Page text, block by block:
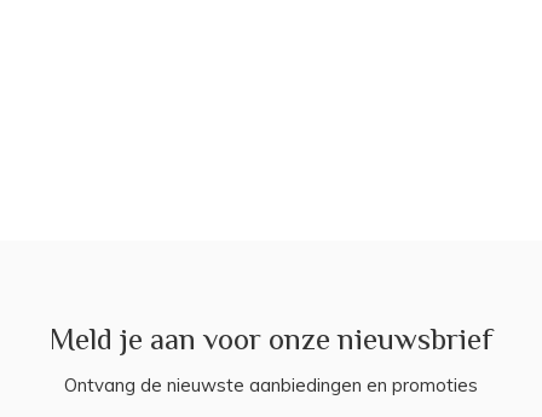
Meld je aan voor onze nieuwsbrief
Ontvang de nieuwste aanbiedingen en promoties